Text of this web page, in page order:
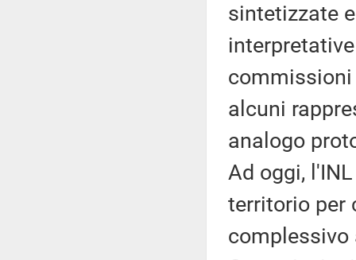
sintetizzate
alcuni
analogo
Ad oggi,
territorio per
complessivo